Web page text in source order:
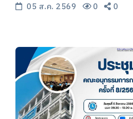
05 ส.ค. 2569 0 0